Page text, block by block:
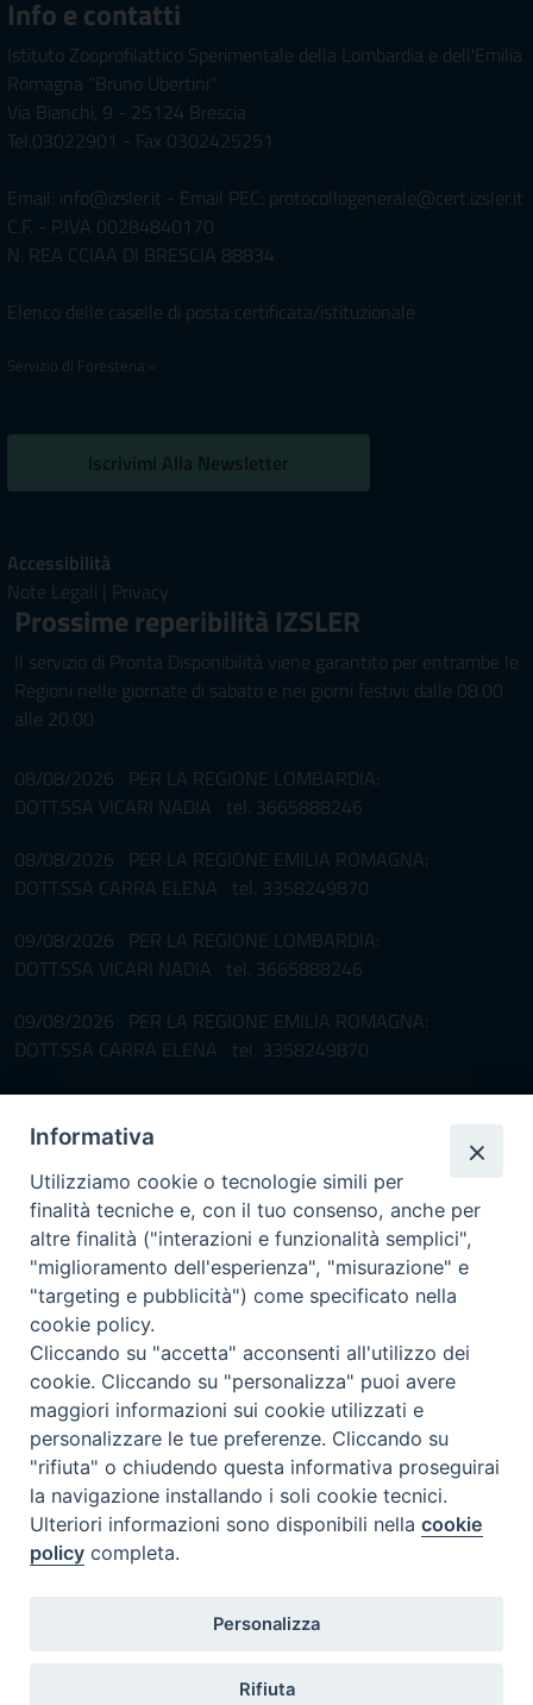
Info e contatti
Istituto Zooprofilattico Sperimentale della Lombardia e dell'Emilia
Romagna "Bruno Ubertini"
Via Bianchi, 9 - 25124 Brescia
Tel.03022901 - Fax 0302425251
Email: info@izsler.it - Email PEC: protocollogenerale@cert.izsler.it
C.F. - P.IVA 00284840170
N. REA CCIAA DI BRESCIA 88834
Elenco delle caselle di posta certificata/istituzionale
Servizio di Foresteria »
Iscrivimi Alla Newsletter
Accessibilità
Note Legali | Privacy
Prossime reperibilità IZSLER
Il servizio di Pronta Disponibilità viene garantito per entrambe le
Regioni nelle giornate di sabato e nei giorni festivi: dalle 08.00
alle 20.00
08/08/2026 PER LA REGIONE LOMBARDIA:
DOTT.SSA VICARI NADIA tel. 3665888246
08/08/2026 PER LA REGIONE EMILIA ROMAGNA:
DOTT.SSA CARRA ELENA tel. 3358249870
09/08/2026 PER LA REGIONE LOMBARDIA:
DOTT.SSA VICARI NADIA tel. 3665888246
09/08/2026 PER LA REGIONE EMILIA ROMAGNA:
DOTT.SSA CARRA ELENA tel. 3358249870
Il servizio di Pronta Disponibilità viene garantito per entrambe le
Regioni nelle giornate di sabato e nei giorni festivi: dalle 08.00
alle 20.00
Accompagnare il campione con la scheda di segnalazione caso
(Link alla Circolare)e la relativa modulistica
Per l'Emilia-Romagna :
Per la Lombardia :Link al Mod.Accompagnamento
08/08/2026 PER LA REGIONE LOMBARDIA:
DR. PAVONI ENRICO tel. 3391639372
08/08/2026 PER LA REGIONE EMILIA ROMAGNA:
DOTT.SSA TADDEI ROBERTA tel. 3312331005
DR. PAVONI ENRICO tel. 3391639372
09/08/2026 PER LA REGIONE EMILIA ROMAGNA:
Informativa
Utilizziamo cookie o tecnologie simili per
finalità tecniche e, con il tuo consenso, anche per
altre finalità ("interazioni e funzionalità semplici",
"miglioramento dell'esperienza", "misurazione" e
"targeting e pubblicità") come specificato nella
cookie policy.
Cliccando su "accetta" acconsenti all'utilizzo dei
cookie. Cliccando su "personalizza" puoi avere
maggiori informazioni sui cookie utilizzati e
personalizzare le tue preferenze. Cliccando su
"rifiuta" o chiudendo questa informativa proseguirai
la navigazione installando i soli cookie tecnici.
Ulteriori informazioni sono disponibili nellacookie
policy completa.
Personalizza
Rifiuta